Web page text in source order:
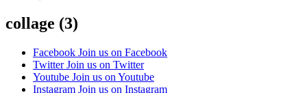
collage (3)
Facebook Join us on Facebook
Twitter Join us on Twitter
Youtube Join us on Youtube
Instagram Join us on Instagram